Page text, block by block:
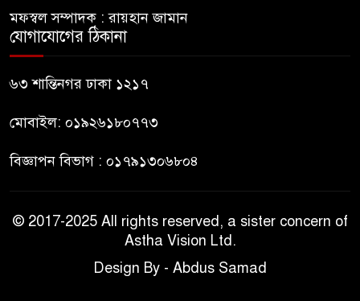
পিস্তলসহ যুবক আটক
মফস্বল সম্পাদক : রায়হান জামান
যোগাযোগের ঠিকানা
৬৩ শান্তিনগর ঢাকা ১২১৭
মোবাইল: ০১৯২৬১৮০৭৭৩
বিজ্ঞাপন বিভাগ : ০১৭৯১৩০৬৮০৪
© 2017-2025 All rights reserved, a sister concern of
Astha Vision Ltd.
Design By - Abdus Samad